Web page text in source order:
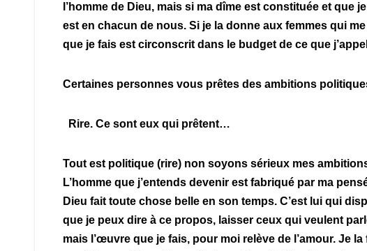
l’homme de Dieu, mais si ma dîme est constituée et que
est en chacun de nous. Si je la donne aux femmes qui
que je fais est circonscrit dans le budget de ce que
Certaines personnes vous prêtes des ambitions
Rire. Ce sont eux qui prêtent…
Tout est politique (rire) non soyons sérieux mes
L’homme que j’entends devenir est fabriqué par ma
Dieu fait toute chose belle en son temps. C’est lui qui
que je peux dire à ce propos, laisser ceux qui veulent
mais l’œuvre que je fais, pour moi relève de l’amour. Je la